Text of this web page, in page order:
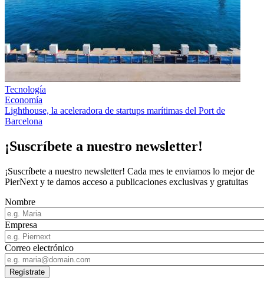
Tecnología
Economía
Lighthouse, la aceleradora de startups marítimas del Port de
Barcelona
¡Suscríbete a nuestro newsletter!
¡Suscríbete a nuestro newsletter! Cada mes te enviamos lo mejor de
PierNext y te damos acceso a publicaciones exclusivas y gratuitas
Nombre
Empresa
Correo electrónico